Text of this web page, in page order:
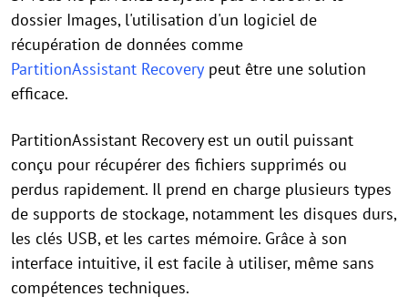
dossier Images, l'utilisation d'un logiciel de
récupération de données comme
PartitionAssistant Recovery peut être une solution
efficace.
PartitionAssistant Recovery est un outil puissant
conçu pour récupérer des fichiers supprimés ou
perdus rapidement. Il prend en charge plusieurs types
de supports de stockage, notamment les disques durs,
les clés USB, et les cartes mémoire. Grâce à son
interface intuitive, il est facile à utiliser, même sans
compétences techniques.